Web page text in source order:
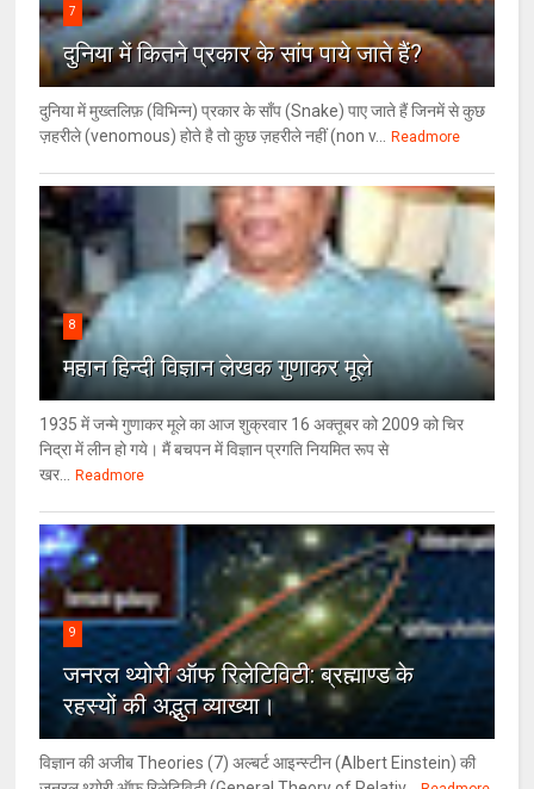
7
दुनिया में कितने प्रकार के सांप पाये जाते हैं?
दुनिया में मुख्तलिफ़ (विभिन्न) प्रकार के साँप (Snake) पाए जाते हैं जिनमें से कुछ
ज़हरीले (venomous) होते है तो कुछ ज़हरीले नहीं (non v...
Readmore
8
महान हिन्दी विज्ञान लेखक गुणाकर मूले
1935 में जन्मे गुणाकर मूले का आज शुक्रवार 16 अक्तूबर को 2009 को चिर
निद्रा में लीन हो गये। मैं बचपन में विज्ञान प्रगति नियमित रूप से
खर...
Readmore
9
जनरल थ्‍योरी ऑफ रिलेटिविटी: ब्रह्माण्‍ड के
रहस्‍यों की अद्भुत व्‍याख्‍या।
विज्ञान की अजीब Theories (7) अल्‍बर्ट आइन्स्टीन (Albert Einstein) की